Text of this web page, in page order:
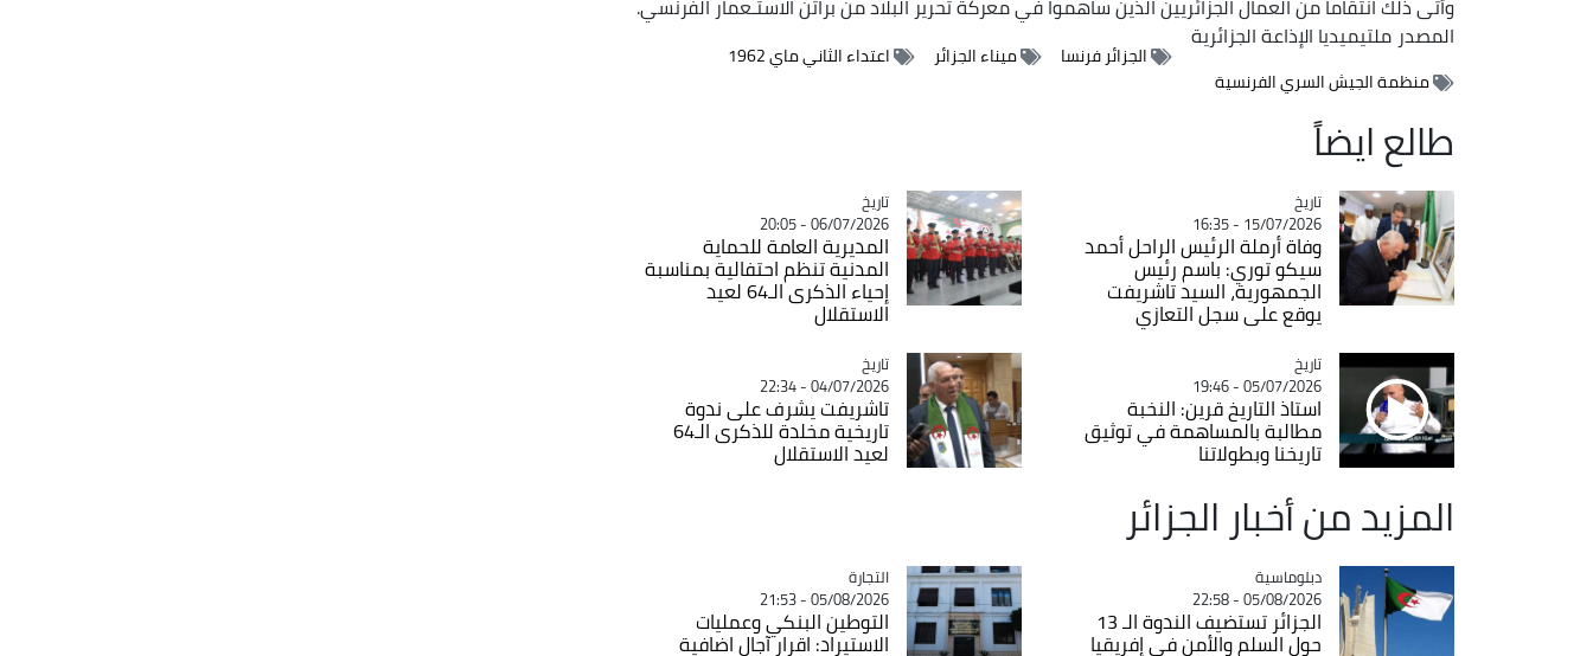
المصدر ملتيميديا الإذاعة الجزائرية
الجزائر فرنسا ميناء الجزائر
اعتداء الثاني ماي 1962
منظمة الجيش السري الفرنسية
طالع ايضاً
Catégorie
تاريخ
15/07/2026 - 16:35
وفاة أرملة الرئيس الراحل أحمد
سيكو توري: باسم رئيس
الجمهورية، السيد تاشريفت
يوقع على سجل التعازي
Catégorie
تاريخ
06/07/2026 - 20:05
المديرية العامة للحماية
المدنية تنظم احتفالية بمناسبة
إحياء الذكرى الـ64 لعيد
الاستقلال
Catégorie
تاريخ
05/07/2026 - 19:46
استاذ التاريخ قرين: النخبة
مطالبة بالمساهمة في توثيق
تاريخنا وبطولاتنا
Catégorie
تاريخ
04/07/2026 - 22:34
تاشريفت يشرف على ندوة
تاريخية مخلدة للذكرى الـ64
لعيد الاستقلال
المزيد من أخبار الجزائر
Catégorie
دبلوماسية
05/08/2026 - 22:58
الجزائر تستضيف الندوة الـ 13
حول السلم والأمن في إفريقيا
Catégorie
التجارة
05/08/2026 - 21:53
التوطين البنكي وعمليات
الاستيراد: اقرار آجال اضافية